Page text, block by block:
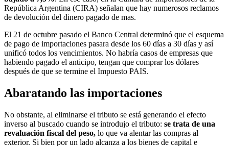
República Argentina (CIRA) señalan que hay numerosos reclamos
de devolución del dinero pagado de mas.
El 21 de octubre pasado el Banco Central determinó que el esquema
de pago de importaciones pasara desde los 60 días a 30 días y así
unificó todos los vencimientos. No habría casos de empresas que
habiendo pagado el anticipo, tengan que comprar los dólares
después de que se termine el Impuesto PAIS.
Abaratando las importaciones
No obstante, al eliminarse el tributo se está generando el efecto
inverso al buscado cuando se introdujo el tributo: se trata de una
revaluación fiscal del peso, lo que va alentar las compras al
exterior. Si bien por un lado alcanza a los bienes de capital e